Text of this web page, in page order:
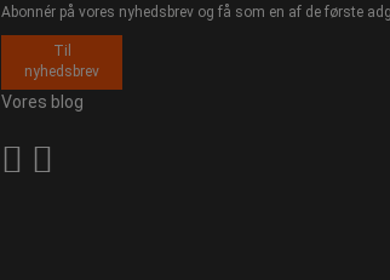
Abonnér på vores nyhedsbrev og få som en af de første
Til
nyhedsbrev
Vores blog